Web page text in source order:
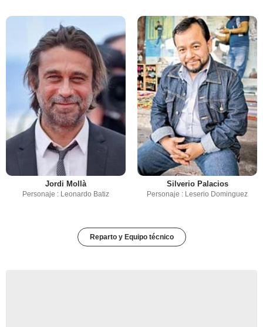
Jordi Mollà
Personaje : Leonardo Batiz
Silverio Palacios
Personaje : Leserio Dominguez
Reparto y Equipo técnico